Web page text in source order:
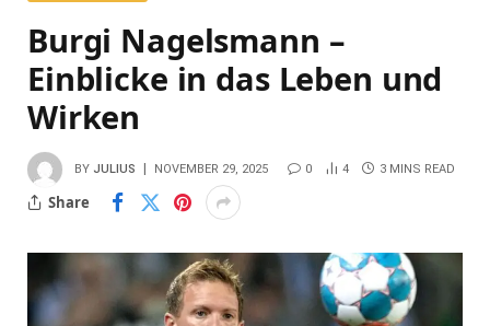
Burgi Nagelsmann –
Einblicke in das Leben und
Wirken
BY JULIUS NOVEMBER 29, 2025 0 4 3 MINS READ
Share